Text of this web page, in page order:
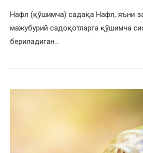
Нафл (қўшимча) садақа Нафл, яъни
мажубурий садоқотларга қўшимча
бериладиган…